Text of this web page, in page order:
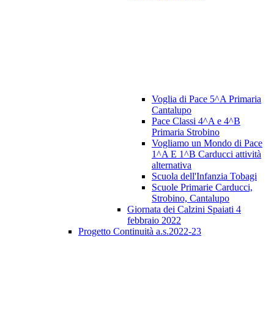
Voglia di Pace 5^A Primaria
Cantalupo
Pace Classi 4^A e 4^B
Primaria Strobino
Vogliamo un Mondo di Pace
1^A E 1^B Carducci attività
alternativa
Scuola dell'Infanzia Tobagi
Scuole Primarie Carducci,
Strobino, Cantalupo
Giornata dei Calzini Spaiati 4
febbraio 2022
Progetto Continuità a.s.2022-23